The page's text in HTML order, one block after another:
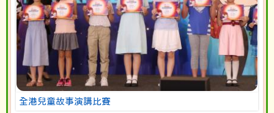
全港兒童故事演講比賽